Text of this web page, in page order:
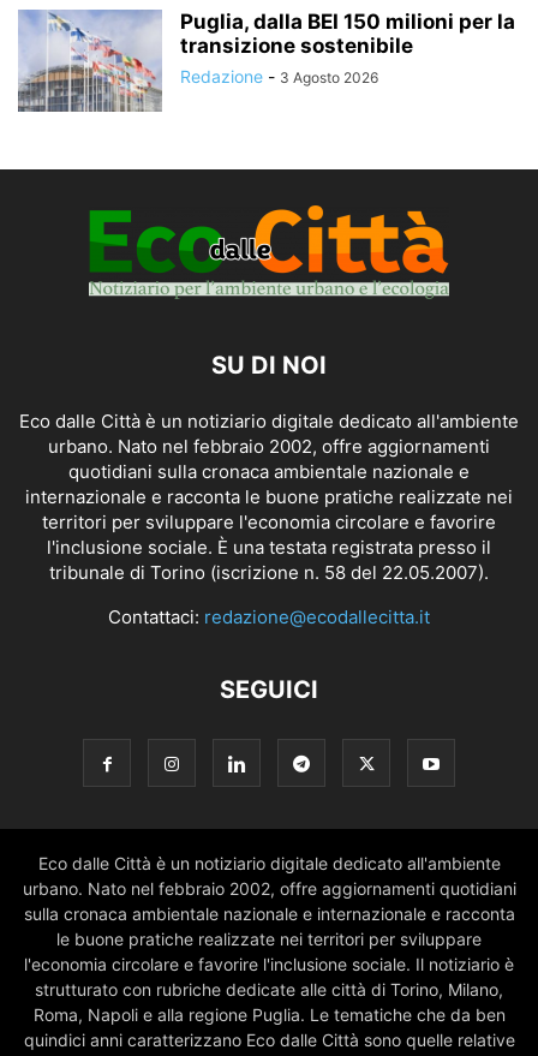
Puglia, dalla BEI 150 milioni per la
transizione sostenibile
Redazione - 3 Agosto 2026
SU DI NOI
Eco dalle Città è un notiziario digitale dedicato all'ambiente
urbano. Nato nel febbraio 2002, offre aggiornamenti
quotidiani sulla cronaca ambientale nazionale e
internazionale e racconta le buone pratiche realizzate nei
territori per sviluppare l'economia circolare e favorire
l'inclusione sociale. È una testata registrata presso il
tribunale di Torino (iscrizione n. 58 del 22.05.2007).
Contattaci: redazione@ecodallecitta.it
SEGUICI
Eco dalle Città è un notiziario digitale dedicato all'ambiente
urbano. Nato nel febbraio 2002, offre aggiornamenti quotidiani
sulla cronaca ambientale nazionale e internazionale e racconta
le buone pratiche realizzate nei territori per sviluppare
l'economia circolare e favorire l'inclusione sociale. Il notiziario è
strutturato con rubriche dedicate alle città di Torino, Milano,
Roma, Napoli e alla regione Puglia. Le tematiche che da ben
quindici anni caratterizzano Eco dalle Città sono quelle relative